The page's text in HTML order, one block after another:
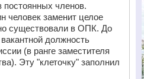
постоянных членов.
человек заменит целое
существовали в ОПК. До
должность
(в ранге заместителя
Эту "клеточку" заполнил